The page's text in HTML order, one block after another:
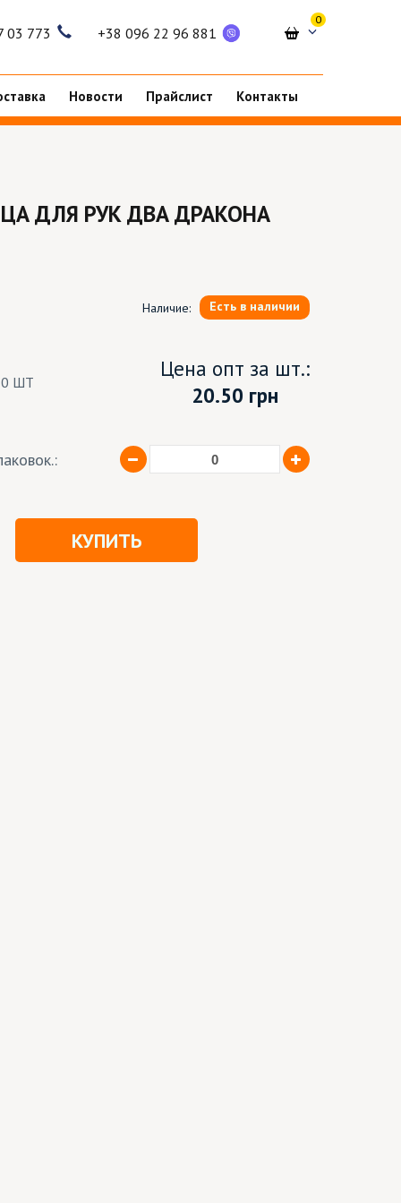
03 773 +38 096 22 96 881
0
Новости Прайслист Контакты
ДЛЯ РУК ДВА ДРАКОНА
Наличие: Есть в наличии
ШТ
Цена опт за шт.:
20.50 грн
КУПИТЬ